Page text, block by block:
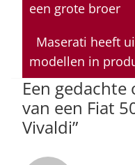
A
p
p
o
o
k
een grote broer
Maserati heeft
modellen in
Een gedachte
van een Fiat
Vivaldi”